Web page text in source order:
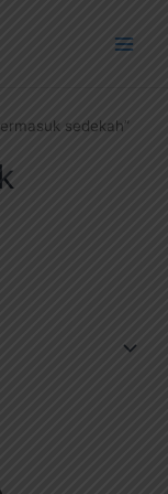
sedekah”